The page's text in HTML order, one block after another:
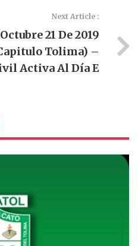
Next Article :
21 De 2019
Tolima) –
Activa Al Día E